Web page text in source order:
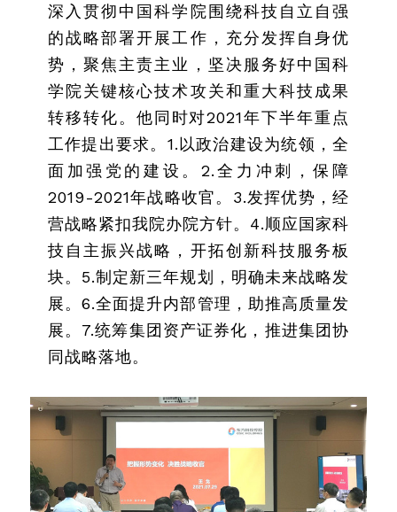
深入贯彻中国科学院围绕科技自立自强
的战略部署开展工作，充分发挥自身优
势，聚焦主责主业，坚决服务好中国科
学院关键核心技术攻关和重大科技成果
转移转化。他同时对2021年下半年重点
工作提出要求。1.以政治建设为统领，全
面加强党的建设。2.全力冲刺，保障
2019-2021年战略收官。3.发挥优势，经
营战略紧扣我院办院方针。4.顺应国家科
技自主振兴战略，开拓创新科技服务板
块。5.制定新三年规划，明确未来战略发
展。6.全面提升内部管理，助推高质量发
展。7.统筹集团资产证券化，推进集团协
同战略落地。